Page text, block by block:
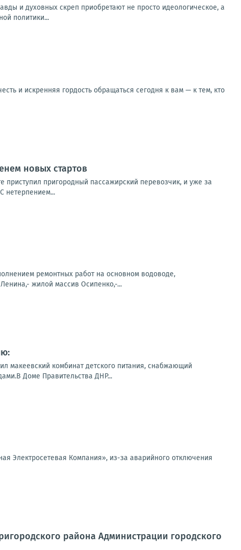
и духовных скреп приобретают не просто идеологическое, а
политики...
и искренняя гордость обращаться сегодня к вам — к тем, кто
новых стартов
приступил пригородный пассажирский перевозчик, и уже за
нетерпением...
ремонтных работ на основном водоводе,
жилой массив Осипенко,-...
макеевский комбинат детского питания, снабжающий
Доме Правительства ДНР...
Электросетевая Компания», из-за аварийного отключения
района Администрации городского